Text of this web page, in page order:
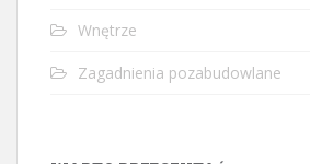
Wnętrze
Zagadnienia pozabudowlane